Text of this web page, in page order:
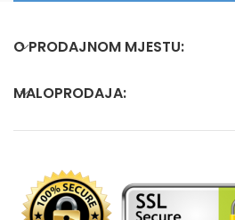
O PRODAJNOM MJESTU:
MALOPRODAJA: